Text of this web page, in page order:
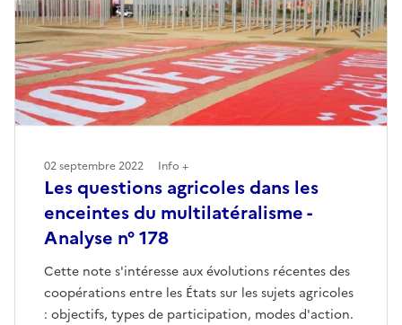
Les questions agricoles dans les
enceintes du multilatéralisme -
Analyse n° 178
Cette note s'intéresse aux évolutions récentes des
coopérations entre les États sur les sujets agricoles
: objectifs, types de participation, modes d'action.
02 septembre 2022 Info +